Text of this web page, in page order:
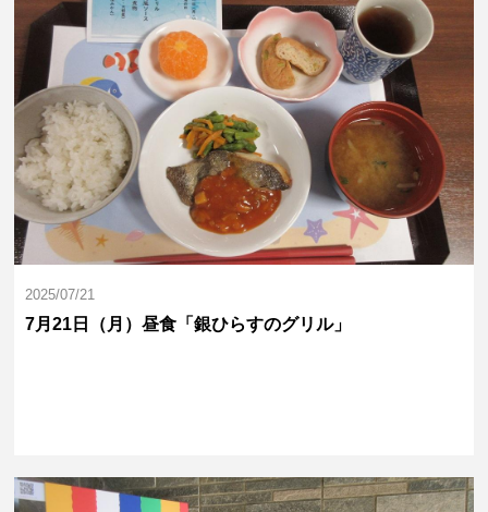
2025/07/21
7月21日（月）昼食「銀ひらすのグリル」